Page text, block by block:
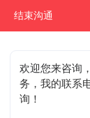
结束沟通
欢迎您来咨询
务，我的联系
询！